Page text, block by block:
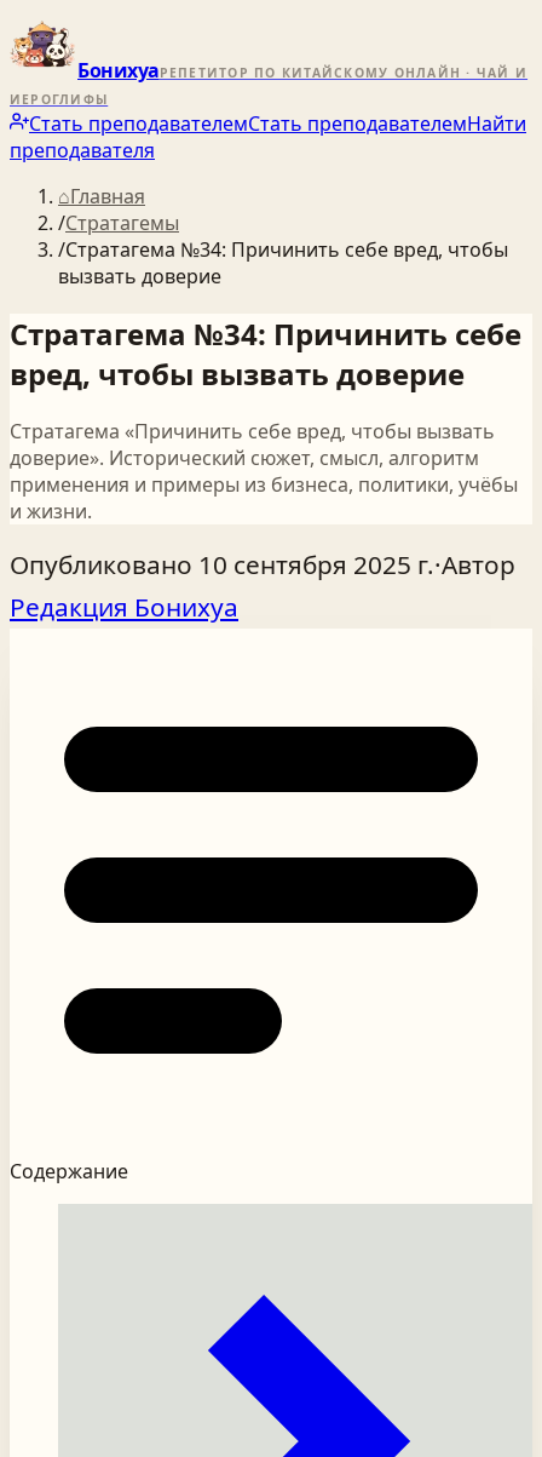
БонихуаРЕПЕТИТОР ПО КИТАЙСКОМУ ОНЛАЙН · ЧАЙ И
ИЕРОГЛИФЫ
Стать преподавателемСтать преподавателемНайти
преподавателя
⌂Главная
/Стратагемы
/Стратагема №34: Причинить себе вред, чтобы
вызвать доверие
Стратагема №34: Причинить себе
вред, чтобы вызвать доверие
Стратагема «Причинить себе вред, чтобы вызвать
доверие». Исторический сюжет, смысл, алгоритм
применения и примеры из бизнеса, политики, учёбы
и жизни.
Опубликовано 10 сентября 2025 г.·Автор
Редакция Бонихуа
Содержание